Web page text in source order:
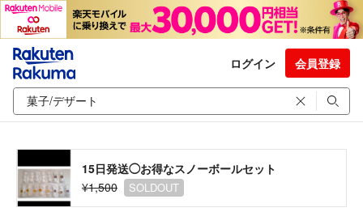
ログイン 会員登録
15日発送◯お得なスノーボールセット
¥1,500
SOLDOUT